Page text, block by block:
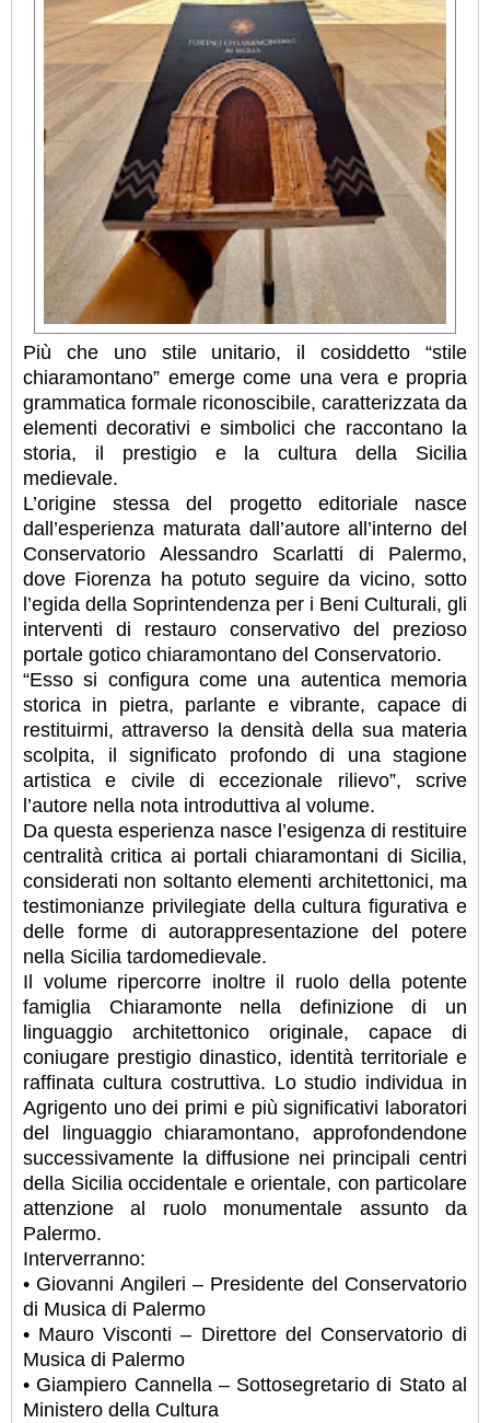
Più che uno stile unitario, il cosiddetto “stile
chiaramontano” emerge come una vera e propria
grammatica formale riconoscibile, caratterizzata da
elementi decorativi e simbolici che raccontano la
storia, il prestigio e la cultura della Sicilia
medievale.
L’origine stessa del progetto editoriale nasce
dall’esperienza maturata dall’autore all’interno del
Conservatorio Alessandro Scarlatti di Palermo,
dove Fiorenza ha potuto seguire da vicino, sotto
l’egida della Soprintendenza per i Beni Culturali, gli
interventi di restauro conservativo del prezioso
portale gotico chiaramontano del Conservatorio.
“Esso si configura come una autentica memoria
storica in pietra, parlante e vibrante, capace di
restituirmi, attraverso la densità della sua materia
scolpita, il significato profondo di una stagione
artistica e civile di eccezionale rilievo”, scrive
l’autore nella nota introduttiva al volume.
Da questa esperienza nasce l’esigenza di restituire
centralità critica ai portali chiaramontani di Sicilia,
considerati non soltanto elementi architettonici, ma
testimonianze privilegiate della cultura figurativa e
delle forme di autorappresentazione del potere
nella Sicilia tardomedievale.
Il volume ripercorre inoltre il ruolo della potente
famiglia Chiaramonte nella definizione di un
linguaggio architettonico originale, capace di
coniugare prestigio dinastico, identità territoriale e
raffinata cultura costruttiva. Lo studio individua in
Agrigento uno dei primi e più significativi laboratori
del linguaggio chiaramontano, approfondendone
successivamente la diffusione nei principali centri
della Sicilia occidentale e orientale, con particolare
attenzione al ruolo monumentale assunto da
Palermo.
Interverranno:
• Giovanni Angileri – Presidente del Conservatorio
di Musica di Palermo
• Mauro Visconti – Direttore del Conservatorio di
Musica di Palermo
• Giampiero Cannella – Sottosegretario di Stato al
Ministero della Cultura